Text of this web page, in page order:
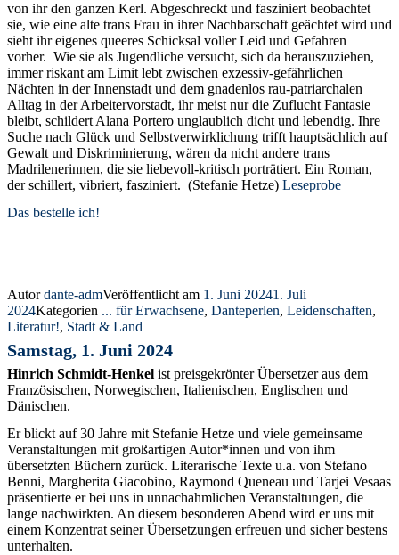
von ihr den ganzen Kerl. Abgeschreckt und fasziniert beobachtet
sie, wie eine alte trans Frau in ihrer Nachbarschaft geächtet wird und
sieht ihr eigenes queeres Schicksal voller Leid und Gefahren
vorher. Wie sie als Jugendliche versucht, sich da herauszuziehen,
immer riskant am Limit lebt zwischen exzessiv-gefährlichen
Nächten in der Innenstadt und dem gnadenlos rau-patriarchalen
Alltag in der Arbeitervorstadt, ihr meist nur die Zuflucht Fantasie
bleibt, schildert Alana Portero unglaublich dicht und lebendig. Ihre
Suche nach Glück und Selbstverwirklichung trifft hauptsächlich auf
Gewalt und Diskriminierung, wären da nicht andere trans
Madrilenerinnen, die sie liebevoll-kritisch porträtiert. Ein Roman,
der schillert, vibriert, fasziniert. (Stefanie Hetze) Leseprobe
Das bestelle ich!
Autordante-admVeröffentlicht am 1. Juni 20241. Juli
2024Kategorien ... für Erwachsene, Danteperlen, Leidenschaften,
Literatur!, Stadt & Land
Samstag, 1. Juni 2024
Hinrich Schmidt-Henkel ist preisgekrönter Übersetzer aus dem
Französischen, Norwegischen, Italienischen, Englischen und
Dänischen.
Er blickt auf 30 Jahre mit Stefanie Hetze und viele gemeinsame
Veranstaltungen mit großartigen Autor*innen und von ihm
übersetzten Büchern zurück. Literarische Texte u.a. von Stefano
Benni, Margherita Giacobino, Raymond Queneau und Tarjei Vesaas
präsentierte er bei uns in unnachahmlichen Veranstaltungen, die
lange nachwirkten. An diesem besonderen Abend wird er uns mit
einem Konzentrat seiner Übersetzungen erfreuen und sicher bestens
unterhalten.